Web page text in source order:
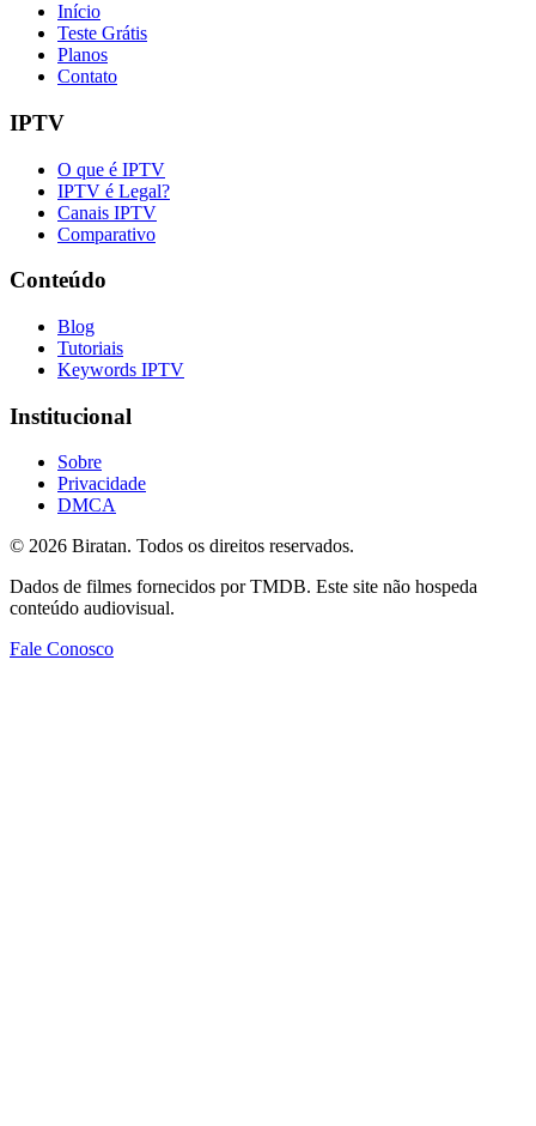
Início
Teste Grátis
Planos
Contato
IPTV
O que é IPTV
IPTV é Legal?
Canais IPTV
Comparativo
Conteúdo
Blog
Tutoriais
Keywords IPTV
Institucional
Sobre
Privacidade
DMCA
© 2026 Biratan. Todos os direitos reservados.
Dados de filmes fornecidos por TMDB. Este site não hospeda
conteúdo audiovisual.
Fale Conosco